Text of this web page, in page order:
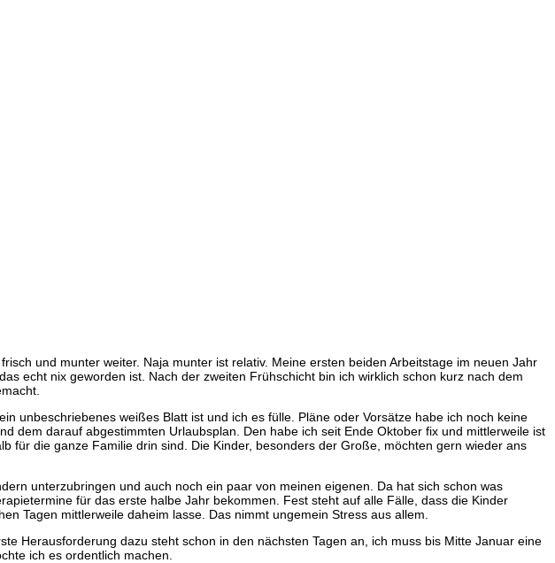
und munter weiter. Naja munter ist relativ. Meine ersten beiden Arbeitstage im neuen Jahr
echt nix geworden ist. Nach der zweiten Frühschicht bin ich wirklich schon kurz nach dem
unbeschriebenes weißes Blatt ist und ich es fülle. Pläne oder Vorsätze habe ich noch keine
dem darauf abgestimmten Urlaubsplan. Den habe ich seit Ende Oktober fix und mittlerweile ist
für die ganze Familie drin sind. Die Kinder, besonders der Große, möchten gern wieder ans
unterzubringen und auch noch ein paar von meinen eigenen. Da hat sich schon was
für das erste halbe Jahr bekommen. Fest steht auf alle Fälle, dass die Kinder
Tagen mittlerweile daheim lasse. Das nimmt ungemein Stress aus allem.
Herausforderung dazu steht schon in den nächsten Tagen an, ich muss bis Mitte Januar eine
ich es ordentlich machen.